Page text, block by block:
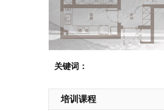
关键词：
培训课程